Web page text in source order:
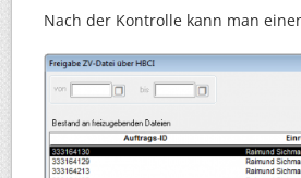
Nach der Kontrolle kann man